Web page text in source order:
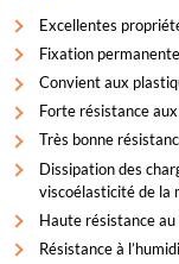
Excellentes
Fixation
Convient aux
Forte résistance
Très bonne
Dissipation des
viscoélasticité de la
Haute résistance
Résistance à